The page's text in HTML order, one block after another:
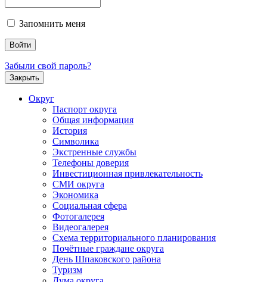
Запомнить меня
Забыли свой пароль?
Закрыть
Округ
Паспорт округа
Общая информация
История
Символика
Экстренные службы
Телефоны доверия
Инвестиционная привлекательность
СМИ округа
Экономика
Социальная сфера
Фотогалерея
Видеогалерея
Схема территориального планирования
Почётные граждане округа
День Шпаковского района
Туризм